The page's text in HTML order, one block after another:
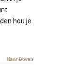
hou je
Naar Boven